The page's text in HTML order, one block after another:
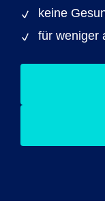
keine
für weniger